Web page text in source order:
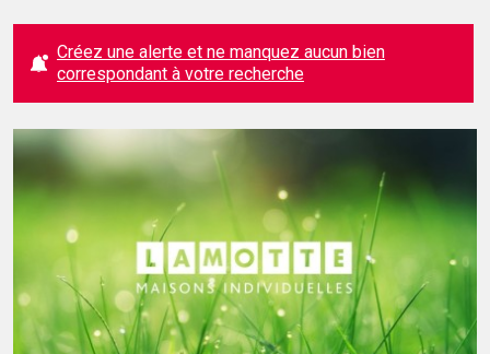
Créez une alerte et ne manquez aucun bien
correspondant à votre recherche